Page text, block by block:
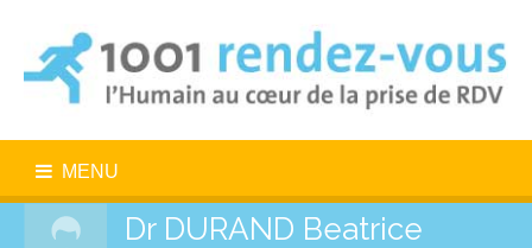
MENU
Dr DURAND Beatrice